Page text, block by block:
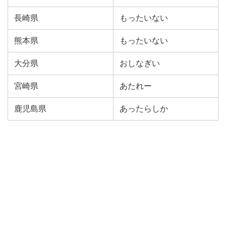
長崎県 もったいない
熊本県 もったいない
大分県 おしなぎい
宮崎県 あたれー
鹿児島県 あったらしか